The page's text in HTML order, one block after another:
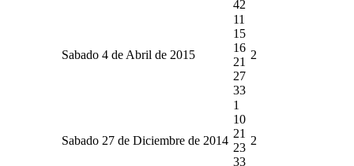
42
Sabado 4 de Abril de 2015
11
15
16
21
27
33
2
Sabado 27 de Diciembre de 2014
1
10
21
23
33
2